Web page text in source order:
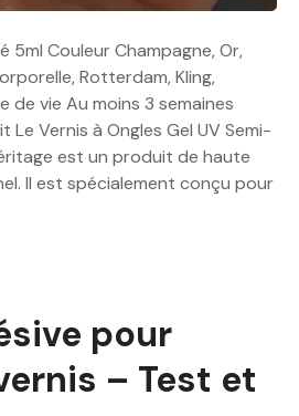
5ml Couleur Champagne, Or,
Rotterdam, Kling,
de vie Au moins 3 semaines
Vernis à Ongles Gel UV Semi-
est un produit de haute
Il est spécialement conçu pour
pour
– Test et